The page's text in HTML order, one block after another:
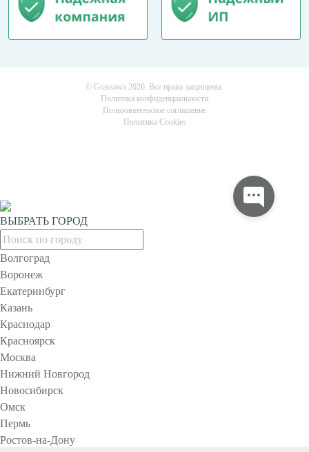
© Grassawa 2026. Все права защищены.
Политика конфиденциальности
Пользовательское соглашение
Политика Cookies
ВЫБРАТЬ ГОРОД
Волгоград
Воронеж
Екатеринбург
Казань
Краснодар
Красноярск
Москва
Нижний Новгород
Новосибирск
Омск
Пермь
Ростов-на-Дону